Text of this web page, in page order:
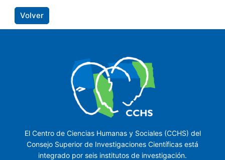
Volver
El Centro de Ciencias Humanas y Sociales (CCHS) del
Consejo Superior de Investigaciones Científicas está
integrado por seis institutos de investigación.